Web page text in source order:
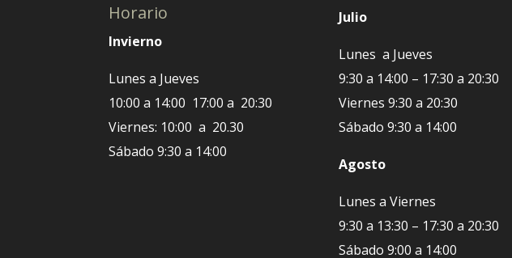
Horario
Invierno
Lunes a Jueves
10:00 a 14:00 17:00 a 20:30
Viernes: 10:00 a 20.30
Sábado 9:30 a 14:00
Julio
Lunes a Jueves
9:30 a 14:00 – 17:30 a 20:30
Viernes 9:30 a 20:30
Sábado 9:30 a 14:00
Agosto
Lunes a Viernes
9:30 a 13:30 – 17:30 a 20:30
Sábado 9:00 a 14:00